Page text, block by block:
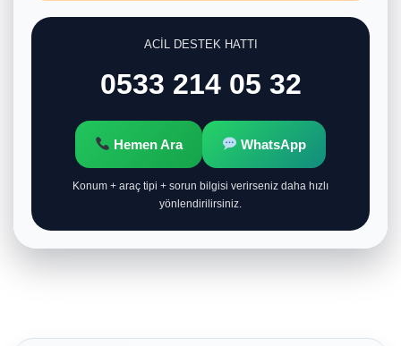
ACİL DESTEK HATTI
0533 214 05 32
Hemen Ara WhatsApp
Konum + araç tipi + sorun bilgisi verirseniz daha hızlı
yönlendirilirsiniz.